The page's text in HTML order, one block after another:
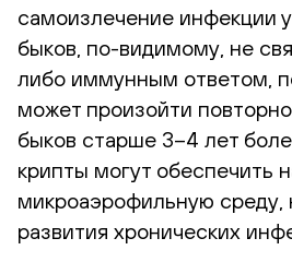
самоизлечение инфекции
быков, по-видимому, не
либо иммунным ответом,
может произойти
быков старше 3–4 лет
крипты могут обеспечить
микроаэрофильную
развития хронических